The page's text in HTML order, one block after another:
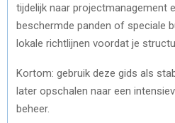
tijdelijk naar projectmanagement
beschermde panden of speciale
lokale richtlijnen voordat je
Kortom: gebruik deze gids als
later opschalen naar een
beheer.